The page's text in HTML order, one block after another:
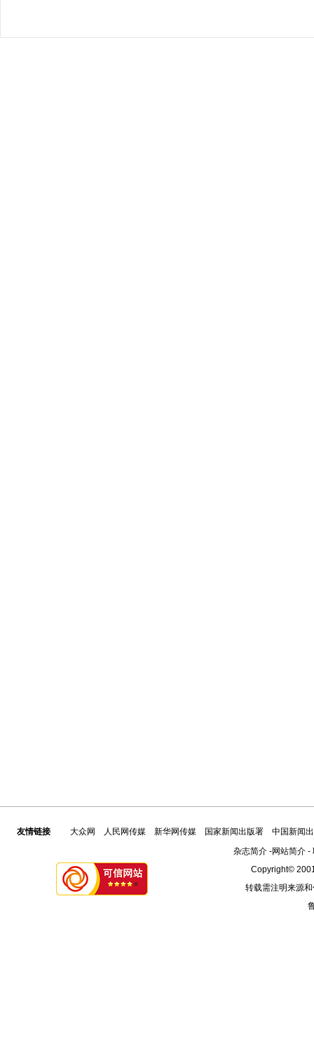
友情链接 大众网 人民网传媒 新华网传媒 国家新闻出版署
中国新闻
杂志简介-网站简介-
Copyright©
转载需注明来源